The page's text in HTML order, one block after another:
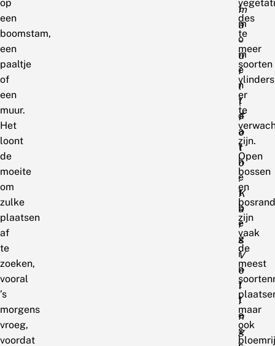
op
een
boomstam,
een
paaltje
of
een
muur.
Het
loont
de
moeite
om
zulke
plaatsen
af
te
zoeken,
vooral
’s
morgens
vroeg,
voordat
m
a
-
u
i
l
(
F
o
t
o
:
K
a
r
s
V
e
l
i
n
g
t
m
o
m
e
n
t
d
a
t
h
e
t
b
e
g
i
n
t
t
e
s
des
te
meer
soorten
vlinders
er
te
zijn.
Open
bossen
en
zijn
vaak
de
meest
maar
ook